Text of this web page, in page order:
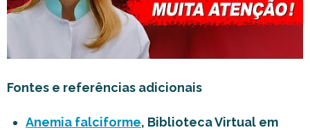
Fontes e referências adicionais
Anemia falciforme, Biblioteca Virtual em